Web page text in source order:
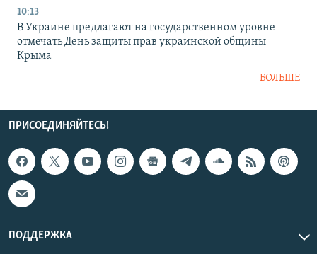
10:13
В Украине предлагают на государственном уровне
отмечать День защиты прав украинской общины
Крыма
БОЛЬШЕ
ПРИСОЕДИНЯЙТЕСЬ!
ПОДДЕРЖКА